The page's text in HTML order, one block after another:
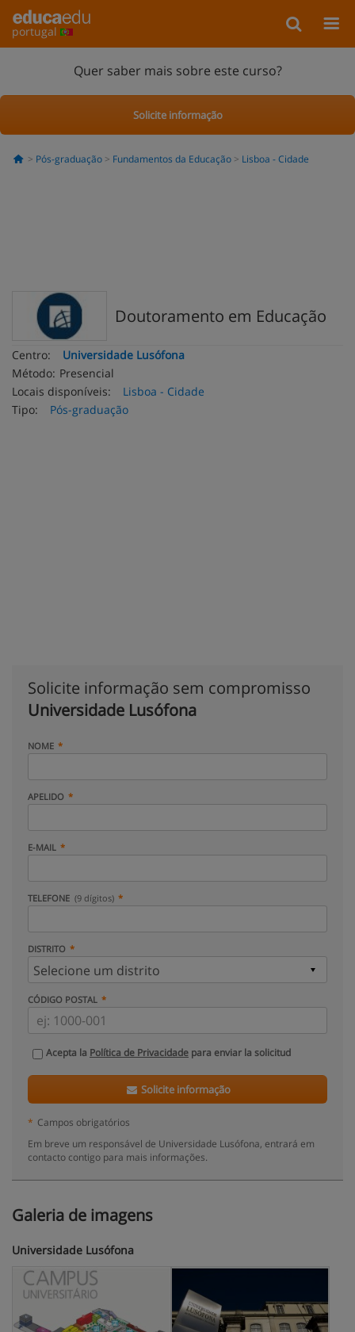
portugal
Quer saber mais sobre este curso?
Solicite informação
Pós-graduação Fundamentos da Educação Lisboa - Cidade
Doutoramento em Educação
Centro:
Universidade Lusófona
Método: Presencial
Locais disponíveis:
Lisboa - Cidade
Tipo:
Pós-graduação
Solicite informação sem compromisso
Universidade Lusófona
NOME
APELIDO
E-MAIL
TELEFONE (9 dígitos)
DISTRITO
CÓDIGO POSTAL
Acepta la Política de Privacidade para enviar la solicitud
Solicite informação
* Campos obrigatórios
Em breve um responsável de Universidade Lusófona, entrará em
contacto contigo para mais informações.
Galeria de imagens
Universidade Lusófona